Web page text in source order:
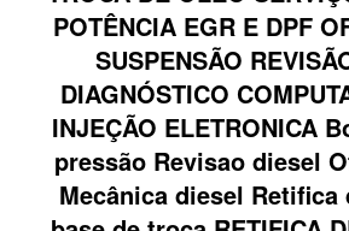
POTÊNCIA EGR E DPF
SUSPENSÃO
DIAGNÓSTICO
INJEÇÃO ELETRONICA
pressão Revisao diesel
Mecânica diesel Retifica